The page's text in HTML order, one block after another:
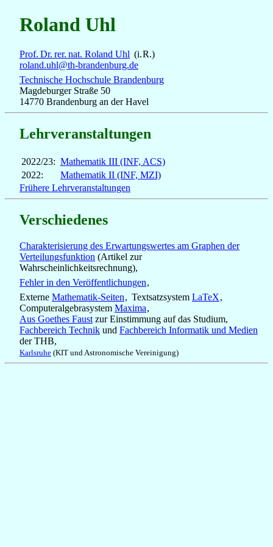
Roland Uhl
Prof. Dr. rer. nat. Roland Uhl (i. R.)
roland.uhl@th-brandenburg.de
Technische Hochschule Brandenburg
Magdeburger Straße 50
14770 Brandenburg an der Havel
Lehrveranstaltungen
2022/23: Mathematik III (INF, ACS)
2022:
Mathematik II (INF, MZI)
Frühere Lehrveranstaltungen
Verschiedenes
Charakterisierung des Erwartungswertes am Graphen der
Verteilungsfunktion (Artikel zur
Wahrscheinlichkeitsrechnung),
Fehler in den Veröffentlichungen,
Externe Mathematik‑Seiten, Textsatzsystem LaTeX,
Computeralgebrasystem Maxima,
Aus Goethes Faust zur Einstimmung auf das Studium,
Fachbereich Technik und Fachbereich Informatik und Medien
der THB,
Karlsruhe (KIT und Astronomische Vereinigung)